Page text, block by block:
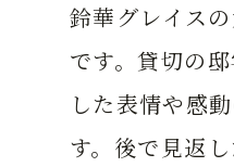
鈴華グレイス
です。貸切の
した表情や感
す。後で見返